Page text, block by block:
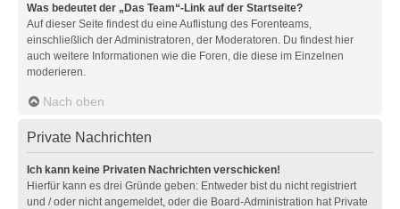
Was bedeutet der „Das Team“-Link auf der Startseite?
Auf dieser Seite findest du eine Auflistung des Forenteams,
einschließlich der Administratoren, der Moderatoren. Du findest hier
auch weitere Informationen wie die Foren, die diese im Einzelnen
moderieren.
Nach oben
Private Nachrichten
Ich kann keine Privaten Nachrichten verschicken!
Hierfür kann es drei Gründe geben: Entweder bist du nicht registriert
und / oder nicht angemeldet, oder die Board-Administration hat Private